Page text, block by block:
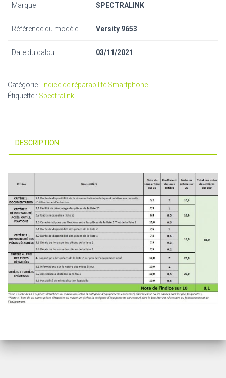
Marque SPECTRALINK
Référence du modèle Versity 9653
Date du calcul 03/11/2021
Catégorie : Indice de réparabilité Smartphone
Étiquette : Spectralink
DESCRIPTION